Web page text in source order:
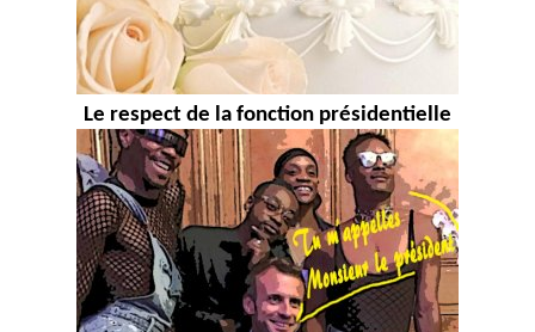
Le respect de la fonction présidentielle